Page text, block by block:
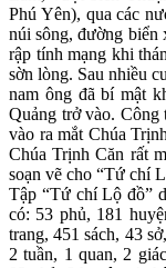
Phú Yên), qua các
núi sông, đường biển
rập tính mạng khi
sờn lòng. Sau nhiều
nam ông đã bí mật
Quảng trở vào. Công
vào ra mắt Chúa
Chúa Trịnh Căn rất
soạn vẽ cho “Tứ chí
Tập “Tứ chí Lộ đồ”
có: 53 phủ, 181
trang, 451 sách, 43
2 tuần, 1 quan, 2